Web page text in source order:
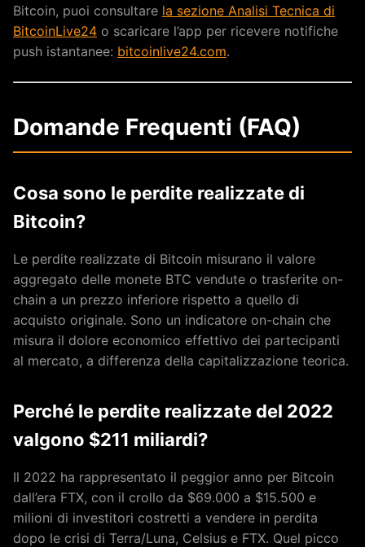
Bitcoin, puoi consultare la sezione Analisi Tecnica di
BitcoinLive24 o scaricare l’app per ricevere notifiche
push istantanee: bitcoinlive24.com.
Domande Frequenti (FAQ)
Cosa sono le perdite realizzate di
Bitcoin?
Le perdite realizzate di Bitcoin misurano il valore
aggregato delle monete BTC vendute o trasferite on-
chain a un prezzo inferiore rispetto a quello di
acquisto originale. Sono un indicatore on-chain che
misura il dolore economico effettivo dei partecipanti
al mercato, a differenza della capitalizzazione teorica.
Perché le perdite realizzate del 2022
valgono $211 miliardi?
Il 2022 ha rappresentato il peggior anno per Bitcoin
dall’era FTX, con il crollo da $69.000 a $15.500 e
milioni di investitori costretti a vendere in perdita
dopo le crisi di Terra/Luna, Celsius e FTX. Quel picco